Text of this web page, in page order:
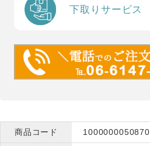
下取りサービス
商品コード 1000000050870